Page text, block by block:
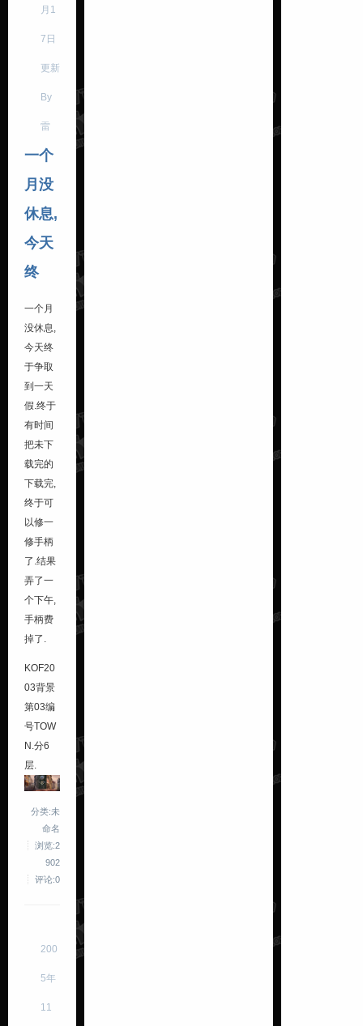
月1
7日
更新
By
雷
一个
月没
休息,
今天
终
一个月
没休息,
今天终
于争取
到一天
假.终于
有时间
把未下
载完的
下载完,
终于可
以修一
修手柄
了.结果
弄了一
个下午,
手柄费
掉了.
KOF20
03背景
第03编
号TOW
N .分6
层.
分类:未
命名
浏览:2
902
评论:0
200
5年
11